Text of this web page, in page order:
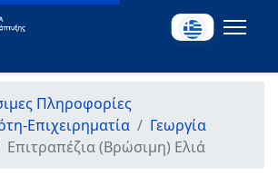
Πληροφορίες
Επιχειρηματία
Γεωργία
Επιτραπέζια (Βρώσιμη) Ελιά